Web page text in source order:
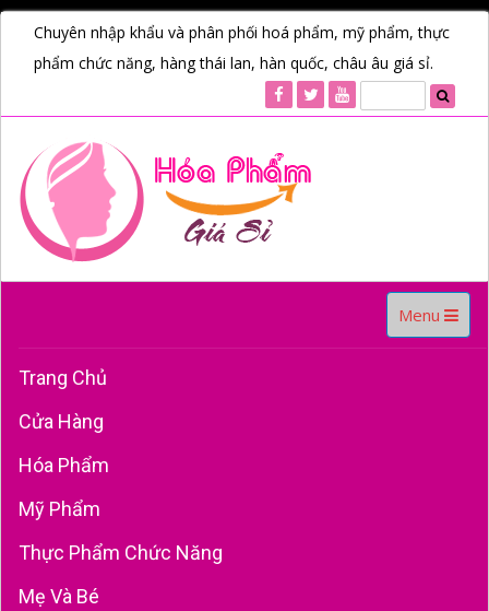
Chuyên nhập khẩu và phân phối hoá phẩm, mỹ phẩm, thực
phẩm chức năng, hàng thái lan, hàn quốc, châu âu giá sỉ.
Toggle
navigation
Menu
Trang Chủ
Cửa Hàng
Hóa Phẩm
Mỹ Phẩm
Thực Phẩm Chức Năng
Mẹ Và Bé